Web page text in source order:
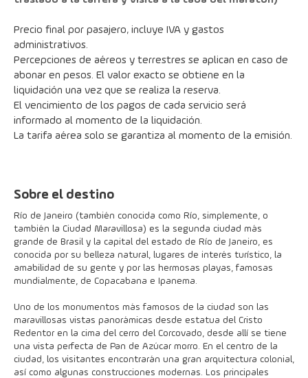
Precio final por pasajero, incluye IVA y gastos
administrativos.
Percepciones de aéreos y terrestres se aplican en caso de
abonar en pesos. El valor exacto se obtiene en la
liquidación una vez que se realiza la reserva.
El vencimiento de los pagos de cada servicio será
informado al momento de la liquidación.
La tarifa aérea solo se garantiza al momento de la emisión.
Sobre el destino
Río de Janeiro (también conocida como Río, simplemente, o
también la Ciudad Maravillosa) es la segunda ciudad más
grande de Brasil y la capital del estado de Río de Janeiro, es
conocida por su belleza natural, lugares de interés turístico, la
amabilidad de su gente y por las hermosas playas, famosas
mundialmente, de Copacabana e Ipanema.
Uno de los monumentos más famosos de la ciudad son las
maravillosas vistas panorámicas desde estatua del Cristo
Redentor en la cima del cerro del Corcovado, desde allí se tiene
una vista perfecta de Pan de Azúcar morro. En el centro de la
ciudad, los visitantes encontrarán una gran arquitectura colonial,
así como algunas construcciones modernas. Los principales